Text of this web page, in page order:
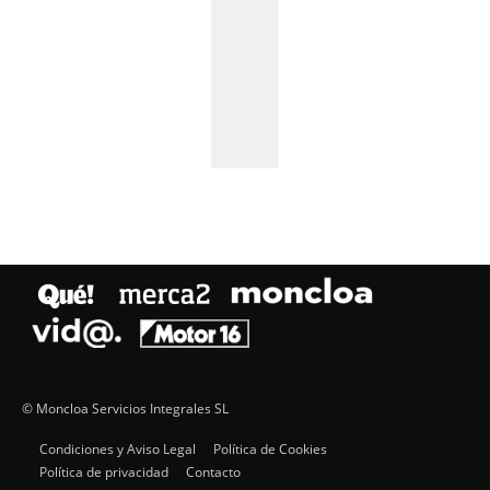
© Moncloa Servicios Integrales SL
Condiciones y Aviso Legal
Política de Cookies
Política de privacidad
Contacto